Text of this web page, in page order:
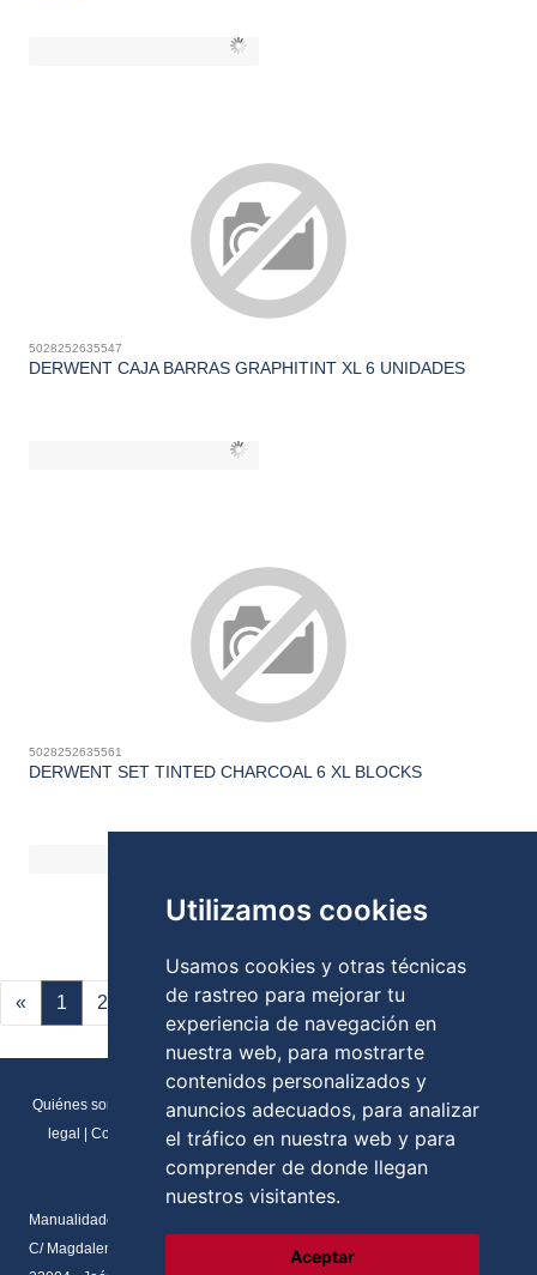
Utilizamos cookies
Usamos cookies y otras técnicas
de rastreo para mejorar tu
experiencia de navegación en
nuestra web, para mostrarte
contenidos personalizados y
anuncios adecuados, para analizar
el tráfico en nuestra web y para
comprender de donde llegan
nuestros visitantes.
Aceptar
5028252635547
DERWENT CAJA BARRAS GRAPHITINT XL 6 UNIDADES
5028252635561
DERWENT SET TINTED CHARCOAL 6 XL BLOCKS
« 1 2
Quiénes somos Direcciones y contactos|Formulario de contacto|Aviso
legal
Condiciones generales de venta|Política de cookies|RGPD
Preferencias de cookies
Manualidades Flores
C/ Magdalena del prado, N.2 Local